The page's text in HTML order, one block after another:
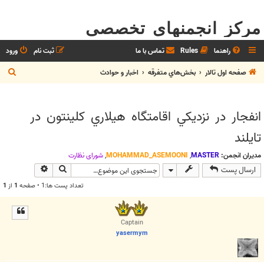
مرکز انجمنهای تخصصی
راهنما Rules تماس با ما ورود
ثبت نام
صفحه اول تالار
بخش‌‌هاي متفرقه اخبار و حوادث
س
انفجار در نزديكي اقامتگاه هيلاري كلينتون در
تايلند
مدیران انجمن: MASTER
,
MOHAMMAD_ASEMOONI
,شوراي نظارت
ارسال پست جستجو
تعداد پست ها:1 • صفحه 1 از 1
Captain
yasermym